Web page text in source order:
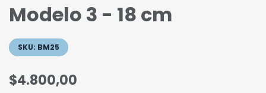
Modelo 3 - 18 cm
SKU: BM25
$4.800,00